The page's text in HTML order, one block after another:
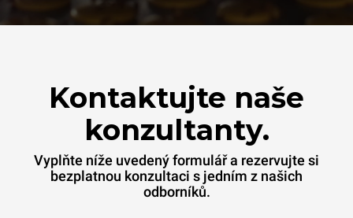
Kontaktujte naše
konzultanty.
Vyplňte níže uvedený formulář a rezervujte si
bezplatnou konzultaci s jedním z našich
odborníků.